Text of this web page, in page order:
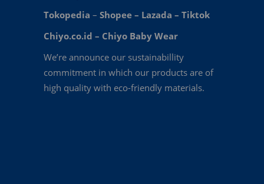
Tokopedia – Shopee – Lazada – Tiktok
Chiyo.co.id – Chiyo Baby Wear
We’re announce our sustainabillity
commitment in which our products are of
high quality with eco-friendly materials.